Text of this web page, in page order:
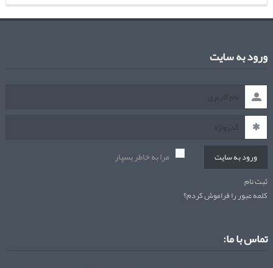
ورود به سایت
ورود به سایت مرا به خاطر بسپار
ثبت نام
کلمه عبور را فراموش کردم؟
تماس با ما: